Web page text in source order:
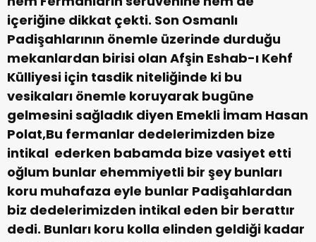
içeriğine dikkat çekti. Son Osmanlı
Padişahlarının önemle üzerinde durduğu
mekanlardan birisi olan Afşin Eshab-ı Kehf
Külliyesi için tasdik niteliğinde ki bu
vesikaları önemle koruyarak bugüne
gelmesini sağladık diyen Emekli İmam Hasan
Polat,Bu fermanlar dedelerimizden bize
intikal ederken babamda bize vasiyet etti
oğlum bunlar ehemmiyetli bir şey bunları
koru muhafaza eyle bunlar Padişahlardan
biz dedelerimizden intikal eden bir berattır
dedi. Bunları koru kolla elinden geldiği kadar